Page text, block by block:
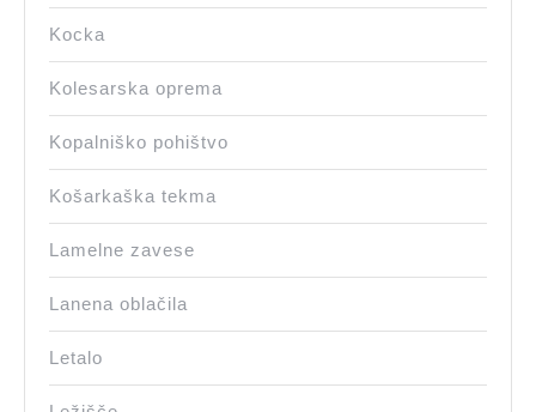
Kocka
Kolesarska oprema
Kopalniško pohištvo
Košarkaška tekma
Lamelne zavese
Lanena oblačila
Letalo